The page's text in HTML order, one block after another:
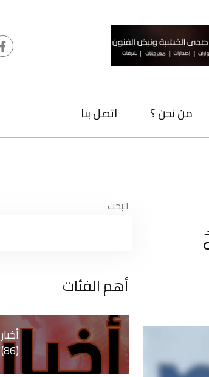
اتصل بنا
أهم الفئات
(86)